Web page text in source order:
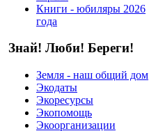
Книги - юбиляры 2026
года
Знай! Люби! Береги!
Земля - наш общий дом
Экодаты
Экоресурсы
Экопомощь
Экоорганизации